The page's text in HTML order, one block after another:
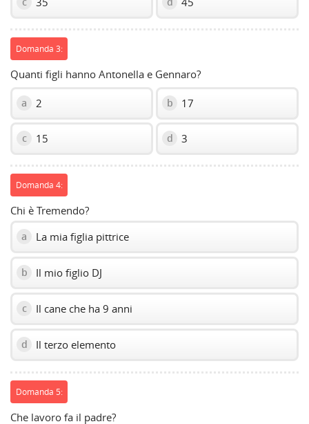
Domanda 3:
Quanti figli hanno Antonella e Gennaro?
a 2 b 17
c 15 d 3
Domanda 4:
Chi è Tremendo?
a La mia figlia pittrice
b Il mio figlio DJ
c Il cane che ha 9 anni
d Il terzo elemento
Domanda 5:
Che lavoro fa il padre?